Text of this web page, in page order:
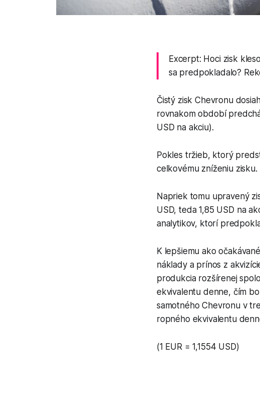
Excerpt: Hoci zisk
sa predpokladalo?
Čistý zisk Chevronu
rovnakom období
USD na akciu).
Pokles tržieb, ktorý
celkovému zníženiu zisku.
Napriek tomu upravený
USD, teda 1,85 USD na
analytikov, ktorí
K lepšiemu ako
náklady a prínos z
produkcia rozšírenej
ekvivalentu denne, čím
samotného Chevronu v
ropného ekvivalentu
(1 EUR = 1,1554 USD)